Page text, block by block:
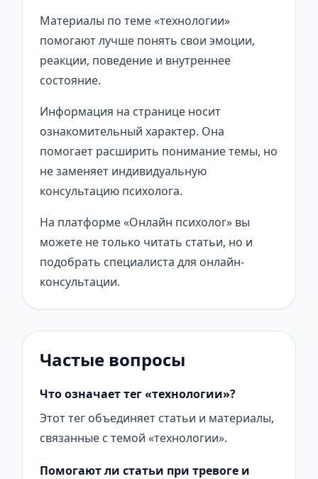
Материалы по теме «технологии»
помогают лучше понять свои эмоции,
реакции, поведение и внутреннее
состояние.
Информация на странице носит
ознакомительный характер. Она
помогает расширить понимание темы, но
не заменяет индивидуальную
консультацию психолога.
На платформе «Онлайн психолог» вы
можете не только читать статьи, но и
подобрать специалиста для онлайн-
консультации.
Частые вопросы
Что означает тег «технологии»?
Этот тег объединяет статьи и материалы,
связанные с темой «технологии».
Помогают ли статьи при тревоге и